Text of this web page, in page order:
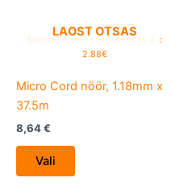
LAOST OTSAS
Maksa kolmes võrdses osas 3 x
2.88€
Micro Cord nöör, 1.18mm x
37.5m
8,64€
Vali
be
chosen
the